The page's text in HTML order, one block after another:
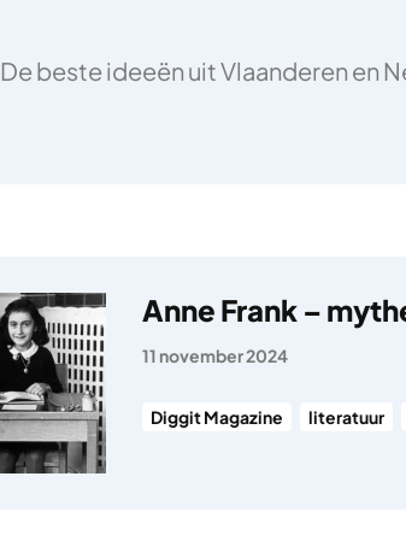
De beste ideeën uit Vlaanderen en
Anne Frank –
11 november 2024
Diggit Magazine literatuur